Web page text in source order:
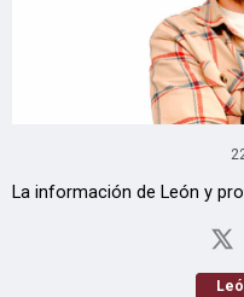
La información de León y